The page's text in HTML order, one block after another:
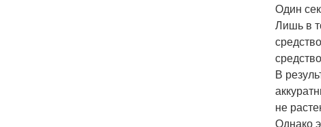
Один
Лишь в
В
не
Однако